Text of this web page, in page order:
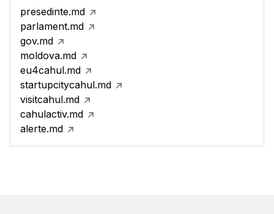
presedinte.md
parlament.md
gov.md
moldova.md
eu4cahul.md
startupcitycahul.md
visitcahul.md
cahulactiv.md
alerte.md